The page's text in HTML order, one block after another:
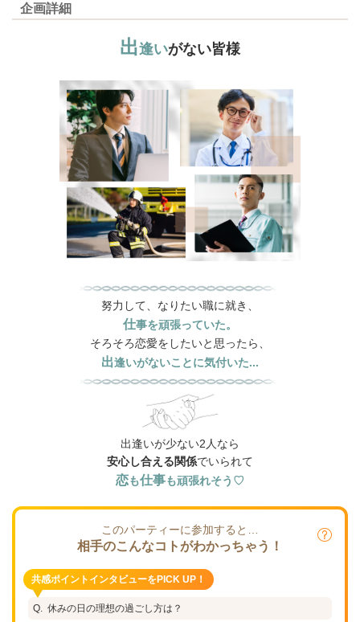
企画詳細
出逢いがない皆様
努力して、なりたい職に就き、
仕事を頑張っていた。
そろそろ恋愛をしたいと思ったら、
出逢いがないことに気付いた...
出逢いが少ない2人なら
安心し合える関係でいられて
恋も仕事も頑張れそう♡
このパーティーに参加すると…
相手のこんなコトがわかっちゃう！
共感ポイントインタビューをPICK UP！
休みの日の理想の過ごし方は？